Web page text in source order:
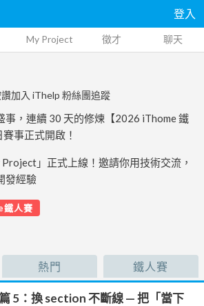
登入
My Project 徵才 聊天
加入 iThelp 粉絲團追蹤
事，連續 30 天的修煉【2026 iThome 鐵
事正式開啟！
」正式上線！邀請你用技術交流，
發經驗
人賽
熱門 鐵人賽
5：換 section 不斷線 — 把「當下